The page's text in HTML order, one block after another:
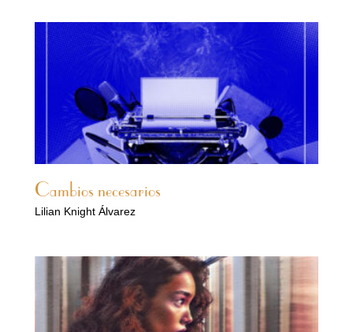
Cambios necesarios
Lilian Knight Álvarez